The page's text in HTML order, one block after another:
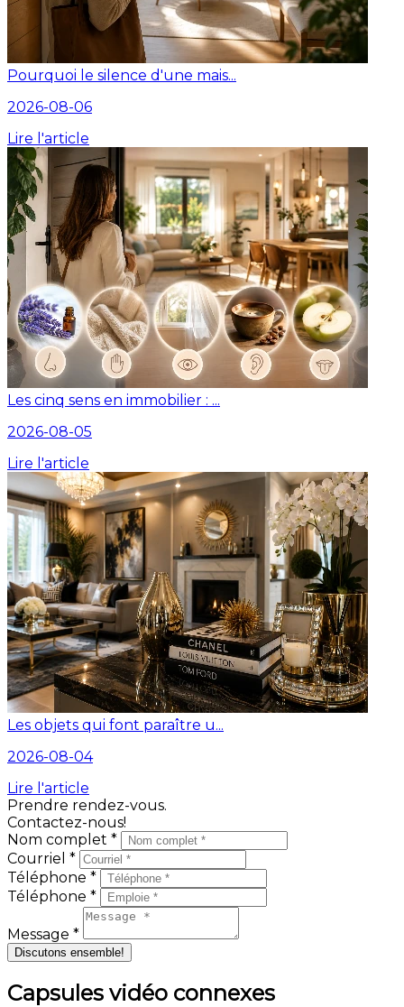
Pourquoi le silence d'une mais...
2026-08-06
Lire l'article
Les cinq sens en immobilier : ...
2026-08-05
Lire l'article
Les objets qui font paraître u...
2026-08-04
Lire l'article
Prendre rendez-vous.
Contactez-nous!
Nom complet *
Courriel *
Téléphone *
Téléphone *
Message *
Discutons ensemble!
Capsules vidéo connexes